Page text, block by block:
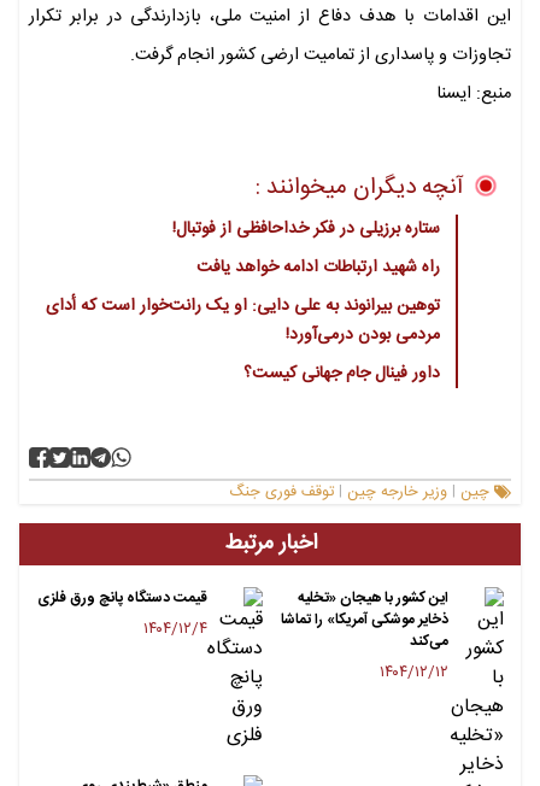
این اقدامات با هدف دفاع از امنیت ملی، بازدارندگی در برابر تکرار
تجاوزات و پاسداری از تمامیت ارضی کشور انجام گرفت.
منبع: ایسنا
آنچه دیگران میخوانند :
ستاره برزیلی در فکر خداحافظی از فوتبال!
راه شهید ارتباطات ادامه خواهد یافت
توهین بیرانوند به علی دایی: او یک رانت‌خوار است که أدای
مردمی بودن درمی‌آورد!
داور فینال جام جهانی کیست؟
چین | وزیر خارجه چین | توقف فوری جنگ
اخبار مرتبط
این کشور با هیجان «تخلیه
ذخایر موشکی آمریکا» را تماشا
می‌کند
۱۴۰۴/۱۲/۱۲
قیمت دستگاه پانچ ورق فلزی
۱۴۰۴/۱۲/۴